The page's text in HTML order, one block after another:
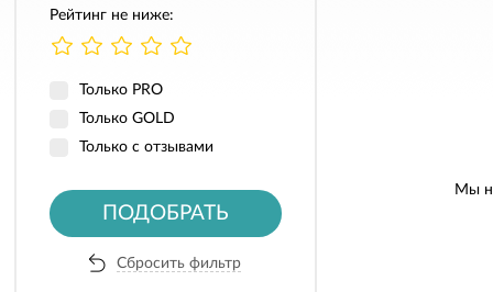
Рейтинг не ниже:
Только PRO
Только GOLD
Только с отзывами
ПОДОБРАТЬ
Сбросить фильтр
Мы